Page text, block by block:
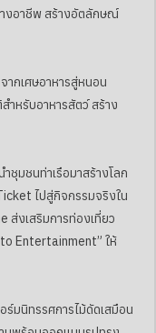
างอาชีพ สร้างอัตลักษณ์
ากเศษอาหารสู่หนอน
ำหรับอาหารสัตว์ สร้าง
ชุมชนท่าเรือมาสร้างโลก
ไปสู่กิจกรรมจริงใน
ส่งเสริมการท่องเที่ยว
Entertainment” ให้
มนิทรรศการไม้ดัดเสมือน